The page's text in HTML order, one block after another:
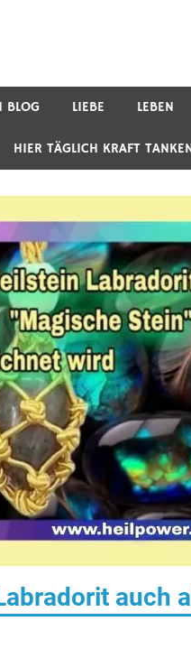
BLOG LIEBE LEBEN
HIER TÄGLICH KRAFT
auch